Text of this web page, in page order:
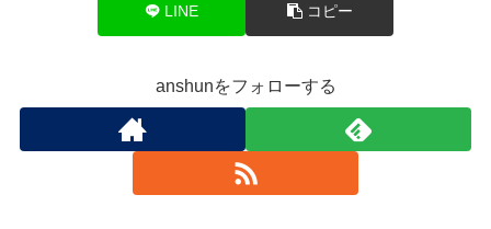
LINE コピー
anshunをフォローする